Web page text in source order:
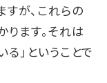
が、これらの
ます。それは
」ということで